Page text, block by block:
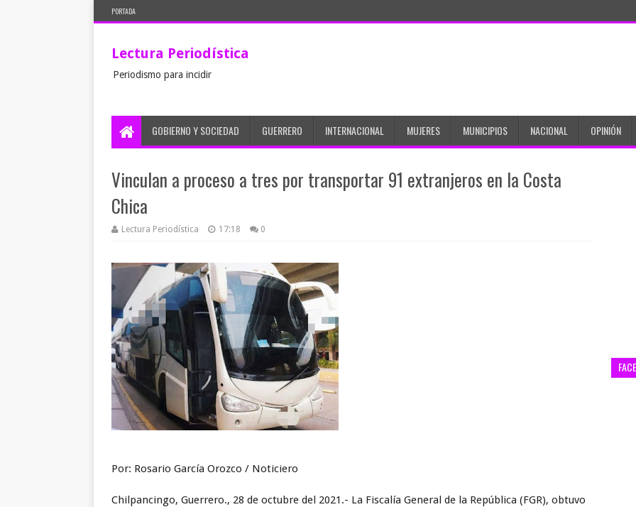
PORTADA
Lectura Periodística
Periodismo para incidir
GOBIERNO Y SOCIEDAD GUERRERO INTERNACIONAL MUJERES MUNICIPIOS NACIONAL OPINIÓN
Vinculan a proceso a tres por transportar 91 extranjeros en la Costa
Chica
Lectura Periodística 17:18 0
Por: Rosario García Orozco / Noticiero
Chilpancingo, Guerrero., 28 de octubre del 2021.- La Fiscalía General de la República (FGR), obtuvo